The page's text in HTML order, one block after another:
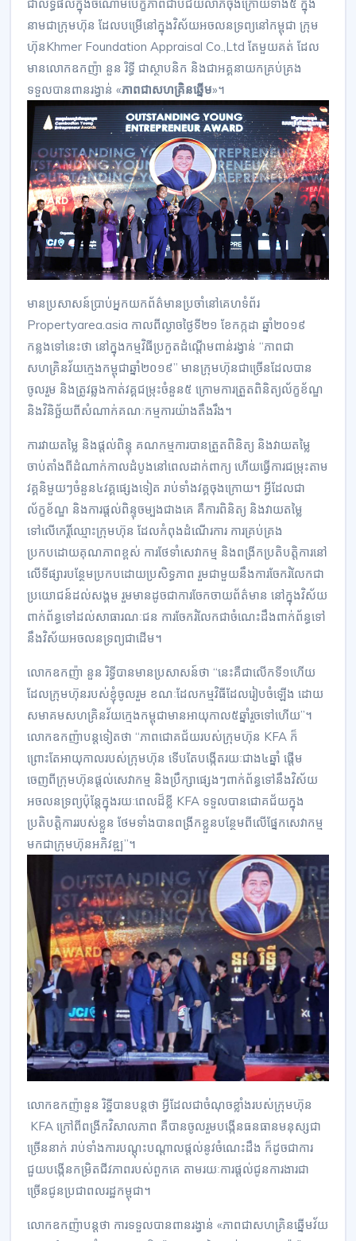
ជា​លទ្ធផល​ក្នុងចំណោម​បេក្ខភាព​ជាប់​ជ័យលាភី​ចុងក្រោយ​ទាំង៥​ ក្នុង
នាម​ជា​ក្រុមហ៊ុន​ ដែល​បម្រើ​នៅក្នុង​វិស័យ​អចលនទ្រព្យ​នៅ​កម្ពុជា​ ក្រុម
ហ៊ុន​Khmer​ Foundation​ Appraisal​ Co​.,Ltd​ តែមួយគត់​ ដែល​
មាន​លោក​ឧកញ៉ា​ នួន​ រិទ្ធី​ ជា​ស្ថាបនិក​ និង​ជា​អគ្គនាយក​គ្រប់គ្រង​
ទទួល​បាន​ពានរង្វាន់​ «ភាពជា​សហគ្រិន​ឆ្នើម​»។
មានប្រសាសន៍​ប្រាប់​អ្នកយកព័ត៌មាន​ប្រចាំ​នៅ​គេហទំព័រ​
Propertyarea.asia​ កាលពី​ល្ងាច​ថ្ងៃទី២១​ ខែកក្កដា​ ឆ្នាំ២០១៩​
កន្លងទៅ​នេះ​ថា​ នៅក្នុង​កម្មវិធី​ប្រកួត​ដំ​ណ្តើម​ពាន់​រង្វាន់​ “ភាពជា​
សហគ្រិន​វ័យក្មេង​កម្ពុជា​ឆ្នាំ២០១៩​” មាន​ក្រុមហ៊ុន​ជាច្រើន​ដែល​បាន​
ចូលរួម​ និង​ត្រូវ​ឆ្លងកាត់​វគ្គ​ជម្រុះ​ចំនួន៥​ ក្រោម​ការ​ត្រួតពិនិត្យ​ល័ក្ខខ័ណ្ឌ​
និង​វិនិច្ឆ័យ​ពីសំណាក់​គណៈកម្មការ​យ៉ាង​តឹង​រឹង​។
ការវាយតម្លៃ​ និង​ផ្តល់​ពិន្ទុ​ គណ​កម្មការ​បាន​ត្រួតពិនិត្យ​ និង​វាយតម្លៃ​
ចាប់តាំងពី​ដំណាក់កាល​ដំបូង​នៅពេល​ដាក់ពាក្យ​ ហើយ​ធ្វើការ​ជម្រុះ​តាម​
វគ្គ​និ​មួយ​ៗចំនួន៤វគ្គ​ផ្សេងទៀត​ រាប់ទាំង​វគ្គ​ចុងក្រោយ​។ អ្វី​ដែល​ជា​
ល័ក្ខខ័ណ្ឌ​ និង​ការ​ផ្តល់​ពិន្ទុ​ចម្បង​ជាងគេ​ គឺ​ការពិនិត្យ​ និង​វាយតម្លៃ​
ទៅលើ​កេរ្តិ៍ឈ្មោះ​ក្រុមហ៊ុន​ ដែល​កំពុង​ដំណើរការ​ ការគ្រប់គ្រង​
ប្រកបដោយ​គុណភាព​ខ្ពស់​ ការថែទាំ​សេវាកម្ម​ និង​ពង្រីក​ប្រតិបត្តិ​ការ​នៅ​
លើ​ទីផ្សារ​បន្ថែម​ប្រកបដោយ​ប្រសិទ្ធភាព​ រួម​ជាមួយនឹង​ការចែក​រំលែក​ជា​
ប្រយោជន៍​ដល់​សង្គម​ រួមមាន​ដូចជា​ការចែកចាយ​ព័ត៌មាន​ នៅក្នុង​វិស័យ​
ពាក់ព័ន្ធ​ទៅដល់​សាធារណៈ​ជន​ ការចែក​រំលែក​ជា​ចំណេះដឹង​ពាក់ព័ន្ធ​ទៅ​
នឹង​វិស័យ​អចលនទ្រព្យ​ជាដើម​។
លោក​ឧកញ៉ា​ នួន​ រិទ្ធី​បាន​មានប្រសាសន៍​ថា​ “នេះ​គឺជា​លើក​ទី១ហើយ
ដែល​ក្រុមហ៊ុន​របស់ខ្ញុំ​ចូលរួម​ ខណៈ​ដែល​កម្មវិធី​ដែល​រៀបចំឡើង​ ដោយ​
សមាគម​សហគ្រិន​វ័យក្មេង​កម្ពុជា​មាន​អាយុកាល៥ឆ្នាំ​រួច​ទៅ​ហើយ​”។
លោក​ឧកញ៉ា​បន្ត​ទៀត​ថា​ “ភាព​ជោគជ័យ​របស់​ក្រុមហ៊ុន​ KFA​ ក៏​
ព្រោះតែ​អាយុកាល​របស់​ក្រុមហ៊ុន​ ទើបតែ​បង្កើត​រយៈ​ជាង៤ឆ្នាំ​ ផ្តើម​
ចេញពី​ក្រុមហ៊ុន​ផ្តល់​សេវាកម្ម​ និង​ប្រឹ​ក្សា​ផ្សេង​ៗពាក់ព័ន្ធ​ទៅ​នឹង​វិស័យ​
អចលនទ្រព្យ​ប៉ុន្តែ​ក្នុងរយៈពេល​ដ៏​ខ្លី​ KFA​ ទទួល​បាន​ជោគជ័យ​ក្នុង​
ប្រតិបត្តិ​ការ​របស់​ខ្លួន​ ថែមទាំង​បាន​ពង្រីក​ខ្លួន​បន្ថែម​ពីលើ​ផ្នែក​សេវាកម្ម​
មក​ជា​ក្រុមហ៊ុន​អភិវឌ្ឍ​”។
លោក​ឧកញ៉ា​នួន​ រិទ្ឋី​បាន​បន្ត​ថា​ អ្វី​ដែល​ជា​ចំណុចខ្លាំង​របស់​ក្រុមហ៊ុន​
KFA​ ក្រៅពី​ពង្រីក​វិសាលភាព​ គឺ​បាន​ចូលរួម​បង្កើន​ធនធានមនុស្ស​ជា
ច្រើន​នាក់​ រាប់ទាំង​ការ​បណ្តុះបណ្តាល​ផ្តល់​នូវ​ចំណេះដឹង​ ក៏ដូចជា​ការ​
ជួយ​បង្កើន​កម្រិតជីវភាព​របស់​ពួកគេ​ តាមរយៈ​ការ​ផ្តល់​ជូន​ការងារ​ជា
ច្រើន​ជូន​ប្រជាពលរដ្ឋ​កម្ពុជា​។
លោក​ឧកញ៉ា​បន្ត​ថា​ ការ​ទទួល​បាន​ពានរង្វាន់​ «ភាពជា​សហគ្រិន​ឆ្នើម​វ័យ